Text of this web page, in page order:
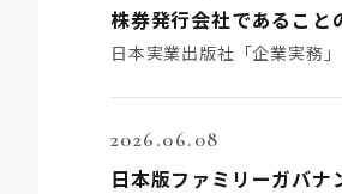
株券発行会社であること
日本実業出版社「企業実務」
2026.06.08
日本版ファミリーガバナ